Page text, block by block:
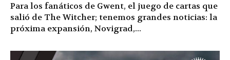
Para los fanáticos de Gwent, el juego de cartas que
salió de The Witcher; tenemos grandes noticias: la
próxima expansión, Novigrad,...